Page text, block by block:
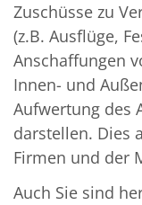
Zuschüsse zu
(z.B. Ausflüge,
Anschaffungen
Innen- und
Aufwertung des
darstellen. Dies
Firmen und der
Auch Sie sind